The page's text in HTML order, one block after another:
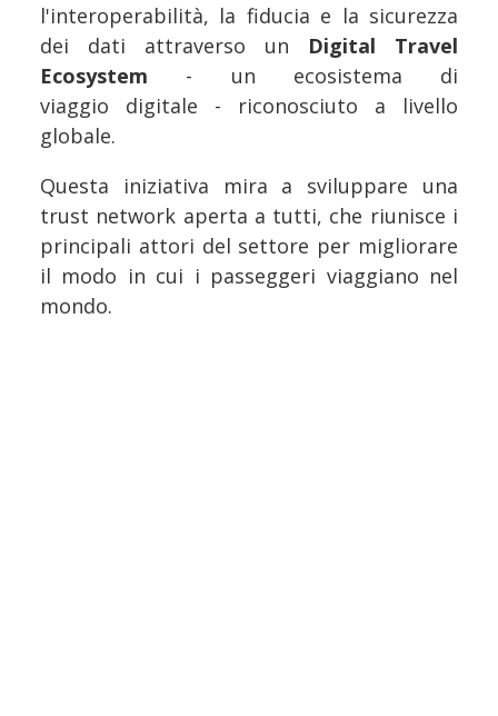
l'interoperabilità, la fiducia e la sicurezza
dei dati attraverso un Digital Travel
Ecosystem - un ecosistema di
viaggio digitale - riconosciuto a livello
globale.
Questa iniziativa mira a sviluppare una
trust network aperta a tutti, che riunisce i
principali attori del settore per migliorare
il modo in cui i passeggeri viaggiano nel
mondo.